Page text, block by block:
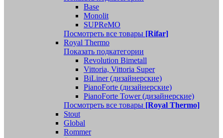
Base
Monolit
SUPReMO
Посмотреть все товары [Rifar]
Royal Thermo
Показать подкатегории
Revolution Bimetall
Vittoria, Vittoria Super
BiLiner (дизайнерские)
PianoForte (дизайнерские)
PianoForte Tower (дизайнерские)
Посмотреть все товары [Royal Thermo]
Stout
Global
Rommer